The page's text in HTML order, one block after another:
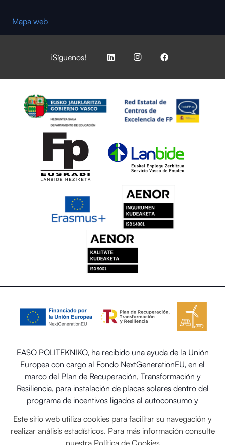
Mapa web
¡Síguenos!
EASO POLITEKNIKO, ha recibido una ayuda de la Unión
Europea con cargo al Fondo NextGenerationEU, en el
marco del Plan de Recuperación, Transformación y
Resiliencia, para instalación de placas solares dentro del
programa de incentivos ligados al autoconsumo y
como la implantación de sistemas térmicos renovables en
el sector residencial del Ministerio para la Transición
Este sitio web utiliza cookies para facilitar su navegación y
realizar análisis estadísticos. Para más información consulte